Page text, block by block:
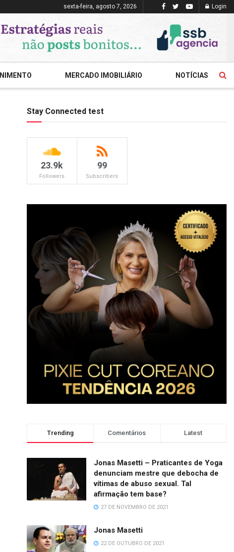
sexta-feira, agosto 7, 2026 Login
MERCADO IMOBILIÁRIO NOTÍCIAS
Stay Connected test
23.9k
Followers
99
Subscribers
Trending Comentários Latest
Jonas Masetti – Praticantes de Yoga
denunciam mestre que debocha de
vítimas de abuso sexual. Tal
afirmação tem base?
27 DE NOVEMBRO DE 2021
Jonas Masetti
22 DE OUTUBRO DE 2021